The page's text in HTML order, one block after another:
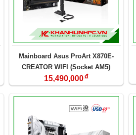
Mainboard Asus ProArt X870E-
CREATOR WIFI (Socket AM5)
15,490,000đ